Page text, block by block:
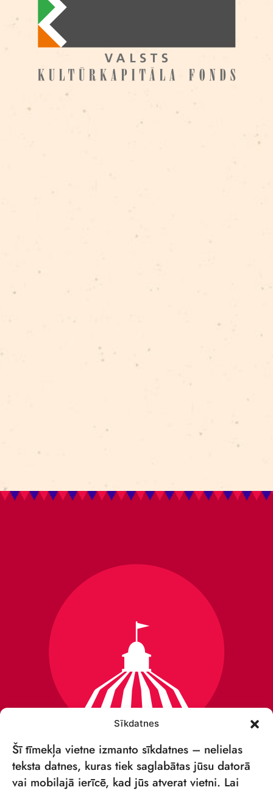
Sīkdatnes
Šī tīmekļa vietne izmanto sīkdatnes – nelielas
teksta datnes, kuras tiek saglabātas jūsu datorā
vai mobilajā ierīcē, kad jūs atverat vietni. Lai